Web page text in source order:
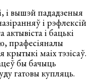
і вышэй пададзеныя
і рэфлексій
і бацькі
прафесіяналы
крытыкі маіх тэзісаў.
бы бачыць
гатовы купляць.